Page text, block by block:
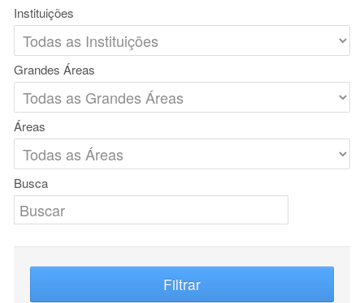
Instituições
Grandes Áreas
Áreas
Busca
Filtrar